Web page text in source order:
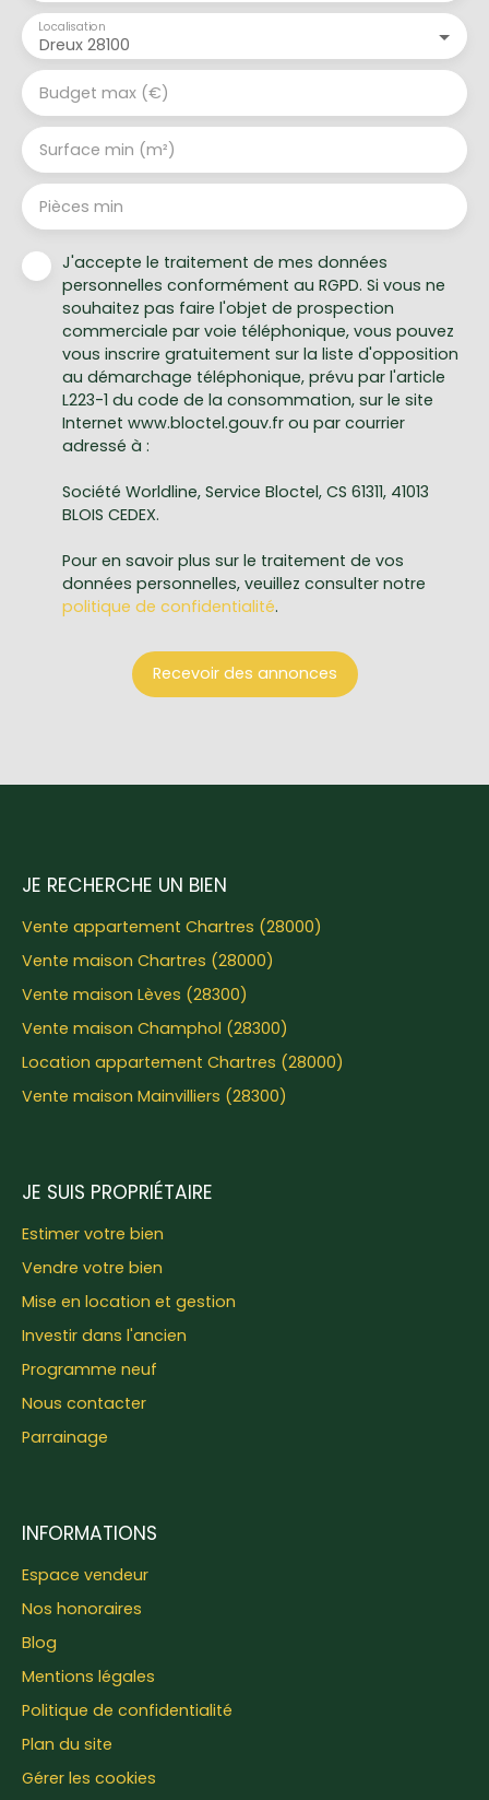
Dreux 28100
Localisation
Budget max (€)
Surface min (m²)
Pièces min
J'accepte le traitement de mes données
personnelles conformément au RGPD. Si vous ne
souhaitez pas faire l'objet de prospection
commerciale par voie téléphonique, vous pouvez
vous inscrire gratuitement sur la liste d'opposition
au démarchage téléphonique, prévu par l'article
L223-1 du code de la consommation, sur le site
Internet www.bloctel.gouv.fr ou par courrier
adressé à :
Société Worldline, Service Bloctel, CS 61311, 41013
BLOIS CEDEX.
Pour en savoir plus sur le traitement de vos
données personnelles, veuillez consulter notre
politique de confidentialité.
Recevoir des annonces
JE RECHERCHE UN BIEN
Vente appartement Chartres (28000)
Vente maison Chartres (28000)
Vente maison Lèves (28300)
Vente maison Champhol (28300)
Location appartement Chartres (28000)
Vente maison Mainvilliers (28300)
JE SUIS PROPRIÉTAIRE
Estimer votre bien
Vendre votre bien
Mise en location et gestion
Investir dans l'ancien
Programme neuf
Nous contacter
Parrainage
INFORMATIONS
Espace vendeur
Nos honoraires
Blog
Mentions légales
Politique de confidentialité
Plan du site
Gérer les cookies